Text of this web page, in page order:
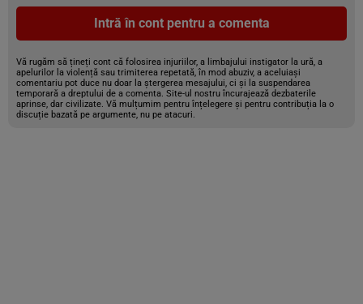
Intră în cont pentru a comenta
Vă rugăm să țineți cont că folosirea injuriilor, a limbajului instigator la ură, a
apelurilor la violență sau trimiterea repetată, în mod abuziv, a aceluiași
comentariu pot duce nu doar la ștergerea mesajului, ci și la suspendarea
temporară a dreptului de a comenta. Site-ul nostru încurajează dezbaterile
aprinse, dar civilizate. Vă mulțumim pentru înțelegere și pentru contribuția la o
discuție bazată pe argumente, nu pe atacuri.